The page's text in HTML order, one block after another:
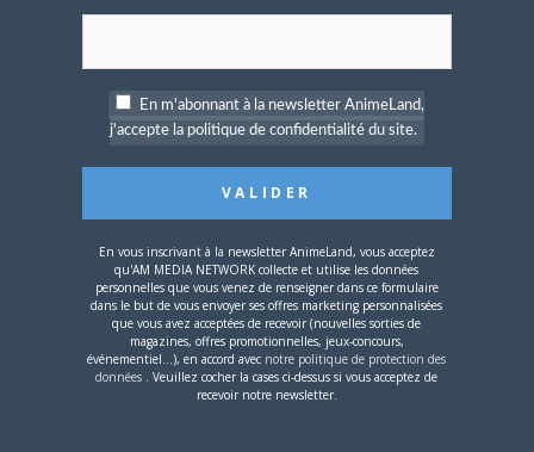
CONNECTEZ-VOUS POUR RÉPONDRE
OCEANE36 le1 DÉCEMBRE 2012 17 H 41 MIN
Salut je voudrais savoir quand Bleach va
être sur D17????
CONNECTEZ-VOUS POUR RÉPONDRE
STARFOX le9 OCTOBRE 2012 0 H 08 MIN
En m'abonnant à la newsletter AnimeLand,
j'accepte la politique de confidentialité du site.
En vous inscrivant à la newsletter AnimeLand, vous acceptez
qu'AM MEDIA NETWORK collecte et utilise les données
personnelles que vous venez de renseigner dans ce formulaire
dans le but de vous envoyer ses offres marketing personnalisées
que vous avez acceptées de recevoir (nouvelles sorties de
magazines, offres promotionnelles, jeux-concours,
événementiel...), en accord avec notre politique de protection des
données . Veuillez cocher la cases ci-dessus si vous acceptez de
recevoir notre newsletter.